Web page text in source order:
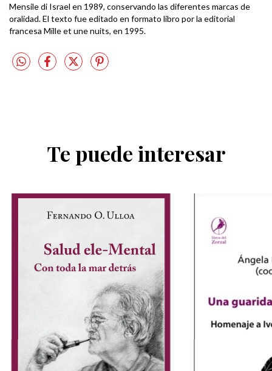
Mensile di Israel en 1989, conservando las diferentes marcas de
oralidad. El texto fue editado en formato libro por la editorial
francesa Mille et une nuits, en 1995.
Te puede interesar